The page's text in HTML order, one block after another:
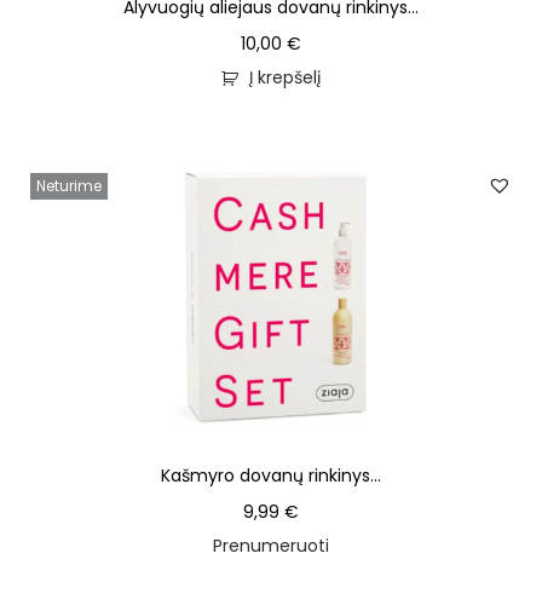
Alyvuogių aliejaus dovanų rinkinys...
10,00 €
Į krepšelį
Neturime
Kašmyro dovanų rinkinys...
9,99 €
Prenumeruoti